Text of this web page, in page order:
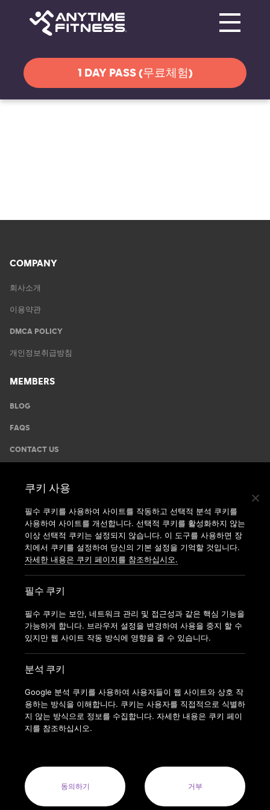
1 DAY PASS (무료체험)
COMPANY
회사소개
이용약관
DMCA POLICY
개인정보취급방침
MEMBERS
BLOG
FAQS
CONTACT US
지점찾기
가맹신청
COPYRIGHT © 2022 ANYTIMEFITNESSKOREA ALL RIGHTS
업자번호 : 164-88-01413
사업자명: 주식회사 모던휘트니스코리아(MODERN FITNESS KOREA
CO. LTD.) 대표자: 오혁진
쿠키 사용
필수 쿠키를 사용하여 사이트를 작동하고 선택적 분석 쿠키를
사용하여 사이트를 개선합니다. 선택적 쿠키를 활성화하지 않는
이상 선택적 쿠키는 설정되지 않습니다. 이 도구를 사용하면 장
치에서 쿠키를 설정하여 당신의 기본 설정을 기억할 것입니다.
자세한 내용은 쿠키 페이지를 참조하십시오.
필수 쿠키
필수 쿠키는 보안, 네트워크 관리 및 접근성과 같은 핵심 기능을
가능하게 합니다. 브라우저 설정을 변경하여 사용을 중지 할 수
있지만 웹 사이트 작동 방식에 영향을 줄 수 있습니다.
분석 쿠키
Google 분석 쿠키를 사용하여 사용자들이 웹 사이트와 상호 작
용하는 방식을 이해합니다. 쿠키는 사용자를 직접적으로 식별하
지 않는 방식으로 정보를 수집합니다. 자세한 내용은 쿠키 페이
지를 참조하십시오.
동의하기 거부